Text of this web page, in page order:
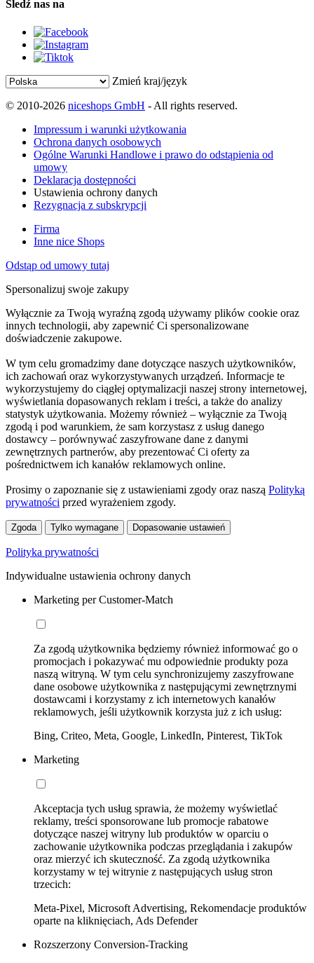
Śledź nas na
Zmień kraj/język
© 2010-2026 niceshops GmbH - All rights reserved.
Impressum i warunki użytkowania
Ochrona danych osobowych
Ogólne Warunki Handlowe i prawo do odstąpienia od
umowy
Deklaracja dostępności
Ustawienia ochrony danych
Rezygnacja z subskrypcji
Firma
Inne nice Shops
Odstąp od umowy tutaj
Spersonalizuj swoje zakupy
Wyłącznie za Twoją wyraźną zgodą używamy plików cookie oraz
innych technologii, aby zapewnić Ci spersonalizowane
doświadczenie zakupowe.
W tym celu gromadzimy dane dotyczące naszych użytkowników,
ich zachowań oraz wykorzystywanych urządzeń. Informacje te
wykorzystujemy do ciągłej optymalizacji naszej strony internetowej,
wyświetlania dopasowanych reklam i treści, a także do analizy
statystyk użytkowania. Możemy również – wyłącznie za Twoją
zgodą i pod warunkiem, że sam korzystasz z usług danego
dostawcy – porównywać zaszyfrowane dane z danymi
zewnętrznych partnerów, aby prezentować Ci oferty za
pośrednictwem ich kanałów reklamowych online.
Prosimy o zapoznanie się z ustawieniami zgody oraz naszą Polityką
prywatności przed wyrażeniem zgody.
Zgoda Tylko wymagane Dopasowanie ustawień
Polityka prywatności
Indywidualne ustawienia ochrony danych
Marketing per Customer-Match
Za zgodą użytkownika będziemy również informować go o
promocjach i pokazywać mu odpowiednie produkty poza
naszą witryną. W tym celu synchronizujemy zaszyfrowane
dane osobowe użytkownika z następującymi zewnętrznymi
dostawcami i korzystamy z ich internetowych kanałów
reklamowych, jeśli użytkownik korzysta już z ich usług:
Bing, Criteo, Meta, Google, LinkedIn, Pinterest, TikTok
Marketing
Akceptacja tych usług sprawia, że możemy wyświetlać
reklamy, treści sponsorowane lub promocje rabatowe
dotyczące naszej witryny lub produktów w oparciu o
zachowanie użytkownika podczas przeglądania i zakupów
oraz mierzyć ich skuteczność. Za zgodą użytkownika
korzystamy w tej witrynie z następujących usług stron
trzecich:
Meta-Pixel, Microsoft Advertising, Rekomendacje produktów
oparte na kliknięciach, Ads Defender
Rozszerzony Conversion-Tracking